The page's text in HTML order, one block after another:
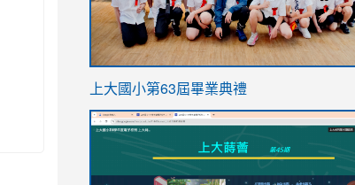
link
https://sites.google.com/stes.tyc.edu.tw/
上大國小第63屆畢業典禮
link